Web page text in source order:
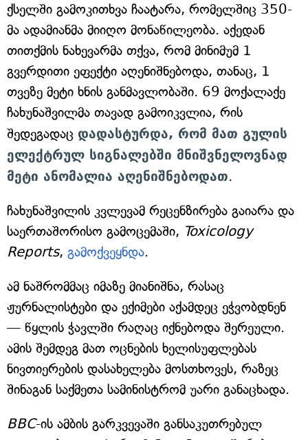
ქსელში გამოკითხვა ჩაატარა, რომელშიც 350-
მა ადამიანმა მიიღო მონაწილეობა. აქედან
თითქმის ნახევარმა თქვა, რომ მინიმუმ 1
გვერდითი ეფექტი აღენიშნებოდა, თანაც, 1
თვეზე მეტი ხნის განმავლობაში. 69 მოქალაქე
ჩახუნაშვილმა თავად გამოიკვლია, რის
შედეგადაც დადასტურდა, რომ მათ გულის
ელექტრულ სიგნალებში მნიშვნელოვნად
მეტი ანომალია აღენიშნებოდათ.
ჩახუნაშვილის კვლევამ რეცენზირება გაიარა და
საერთაშორისო გამოცემაში, Toxicology
Reports, გამოქვეყნდა.
ამ ნაშრომმაც იმაზე მიანიშნა, რასაც
ჟურნალისტები და ექიმები აქამდეც ეჭვობდნენ
— წყლის ჭავლში რაღაც იქნებოდა შერეული.
ამის შემდეგ მათ ოცნების ხელისუფლებას
ნივთიერების დასახელება მოსთხოვეს, რაზეც
შინაგან საქმეთა სამინისტრომ უარი განაცხადა.
BBC-ის ამბის გარკვევაში განსაკუთრებულ